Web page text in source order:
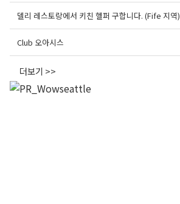
델리 레스토랑에서 키친 헬퍼 구합니다. (Fife 지역)
Club 오아시스
더보기 >>